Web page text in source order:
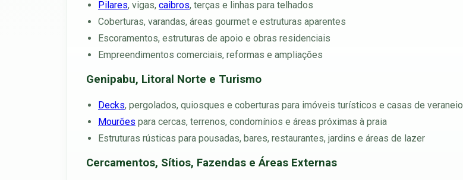
Pilares, vigas, caibros, terças e linhas para telhados
Coberturas, varandas, áreas gourmet e estruturas aparentes
Escoramentos, estruturas de apoio e obras residenciais
Empreendimentos comerciais, reformas e ampliações
Genipabu, Litoral Norte e Turismo
Decks, pergolados, quiosques e coberturas para imóveis turísticos e casas de veraneio
Mourões para cercas, terrenos, condomínios e áreas próximas à praia
Estruturas rústicas para pousadas, bares, restaurantes, jardins e áreas de lazer
Cercamentos, Sítios, Fazendas e Áreas Externas